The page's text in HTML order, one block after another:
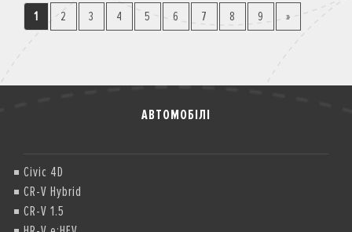
1 2 3 4 5 6 7 8 9 »
АВТОМОБІЛІ
Civic 4D
CR-V Hybrid
CR-V 1.5